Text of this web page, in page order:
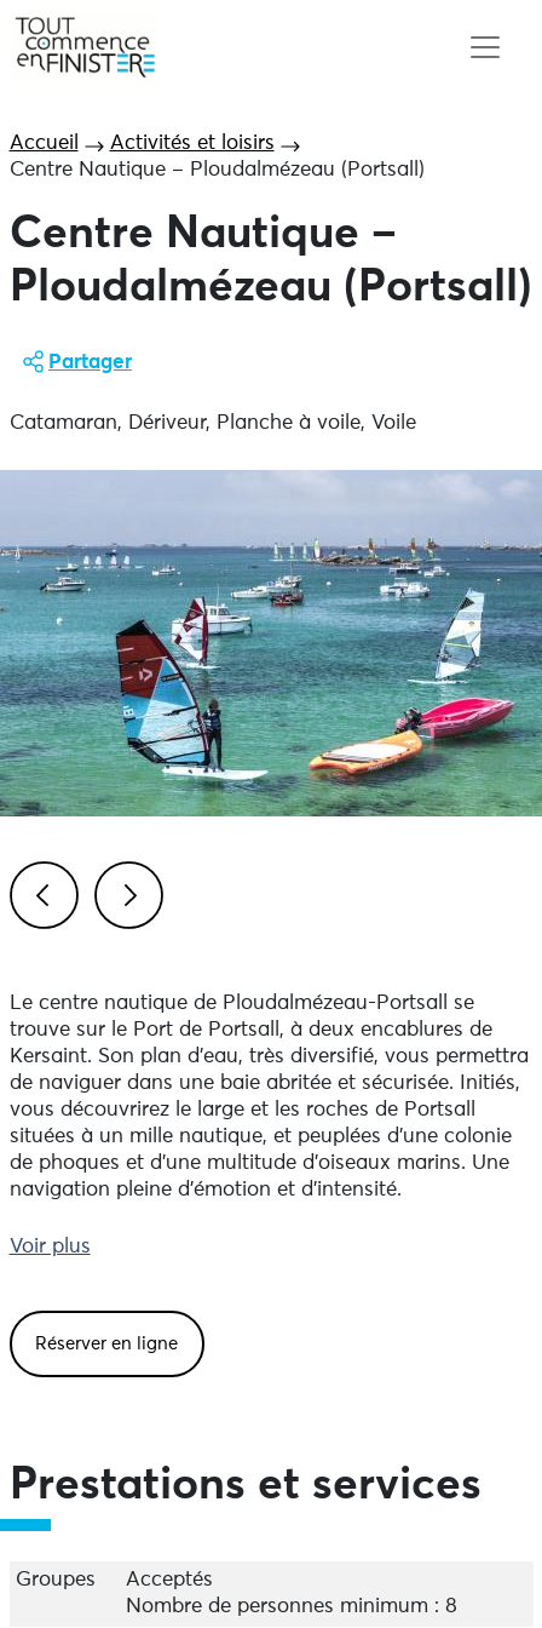
Accueil
Activités et loisirs
Centre Nautique – Ploudalmézeau (Portsall)
Centre Nautique –
Ploudalmézeau (Portsall)
Partager
Catamaran, Dériveur, Planche à voile, Voile
Le centre nautique de Ploudalmézeau-Portsall se
trouve sur le Port de Portsall, à deux encablures de
Kersaint. Son plan d’eau, très diversifié, vous permettra
de naviguer dans une baie abritée et sécurisée. Initiés,
vous découvrirez le large et les roches de Portsall
situées à un mille nautique, et peuplées d’une colonie
de phoques et d’une multitude d’oiseaux marins. Une
navigation pleine d’émotion et d’intensité.
Stages de Voile
au sein d’un groupe encadré par un moniteur
expérimenté. Accessibles aux enfants à partir de 4 ans,
ces stages offrent la possibilité de pratiquer seul ou
Jardins des mers (4-5 ans)
Optimist (8 -10 ans)
Catamaran enfant (10-13 ans)
Catamaran ado/adulte (dès 14 ans et adulte)
Voir plus
Réserver en ligne
Prestations et services
Groupes
Acceptés
Nombre de personnes minimum : 8